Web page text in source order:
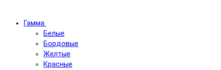
Гамма
Белые
Бордовые
Желтые
Красные